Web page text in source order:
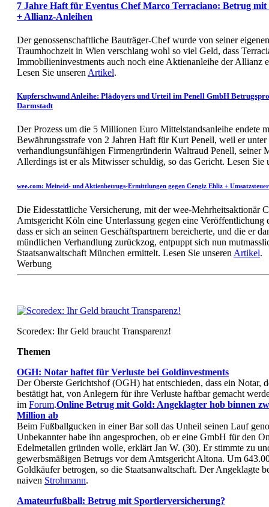
7 Jahre Haft für Eventus Chef Marco Terraciano: Betrug
+ Allianz-Anleihen
Der genossenschaftliche Bauträger-Chef wurde von seiner
Traumhochzeit in Wien verschlang wohl so viel Geld, dass
Immobilieninvestments auch noch eine Aktienanleihe der Allianz
Lesen Sie unseren Artikel.
Kupferschwund Anleihe: Plädoyers und Urteil im Penell GmbH
Darmstadt
Der Prozess um die 5 Millionen Euro Mittelstandsanleihe endete
Bewährungsstrafe von 2 Jahren Haft für Kurt Penell, weil er unter
verhandlungsunfähigen Firmengründerin Waltraud Penell, seiner
Allerdings ist er als Mitwisser schuldig, so das Gericht. Lesen Sie
wee.com: Meineid- und Aktienbetrugs-Ermittlungen gegen Cengiz Ehliz +
Die Eidesstattliche Versicherung, mit der wee-Mehrheitsaktionär
Amtsgericht Köln eine Unterlassung gegen eine Veröffentlichung
dass er sich an seinen Geschäftspartnern bereicherte, und die er
mündlichen Verhandlung zurückzog, entpuppt sich nun
Staatsanwaltschaft München ermittelt. Lesen Sie unseren Artikel.
Werbung
Scoredex: Ihr Geld braucht Transparenz!
Themen
OGH: Notar haftet für Verluste bei Goldinvestments
Der Oberste Gerichtshof (OGH) hat entschieden, dass ein Notar,
bestätigt hat, von Anlegern für ihre Verluste haftbar gemacht
im Forum.Online Betrug mit Gold: Angeklagter hob binnen
Million ab
Beim Fußballgucken in einer Bar soll das Unheil seinen Lauf
Unbekannter habe ihn angesprochen, ob er eine GmbH für den
Edelmetallen gründen wolle, erklärt Jan W. (30). Er stimmte zu
gewerbsmäßigen Betrugs vor dem Amtsgericht Altona. Um
Goldkäufer betrogen, so die Staatsanwaltschaft. Der Angeklagte
naiven Strohmann.
Amateurfußball: Betrug mit Sportlerversicherung?